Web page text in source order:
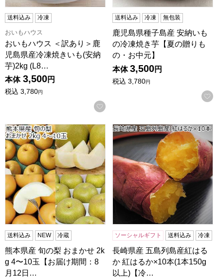
送料込み 冷凍
おいもハウス
おいもハウス ＜訳あり＞鹿
児島県産冷凍焼きいも(安納
芋)2kg (L8…
本体 3,500円
税込 3,780円
お気に入りに登録する
送料込み 冷凍 無包装
鹿児島県種子島産 安納いも
の冷凍焼き芋【夏の贈りも
の・お中元】
本体 3,500円
税込 3,780円
熊本県産 旬の梨 おまかせ 2kg 4〜10玉【お届け期間：8月
送料込み NEW 冷蔵
熊本県産 旬の梨 おまかせ 2k
g 4〜10玉【お届け期間：8
月12日…
長崎県産 五島列島産紅はる
ソーシャルギフト 送料込み 冷凍
長崎県産 五島列島産紅はる
か 紅はるか×10本(1本150g
以上)【冷…